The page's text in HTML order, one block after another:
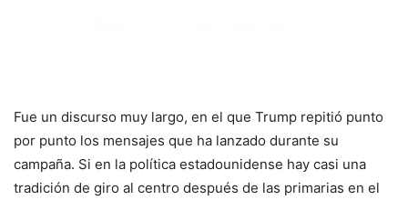
Fue un discurso muy largo, en el que Trump repitió punto
por punto los mensajes que ha lanzado durante su
campaña. Si en la política estadounidense hay casi una
tradición de giro al centro después de las primarias en el